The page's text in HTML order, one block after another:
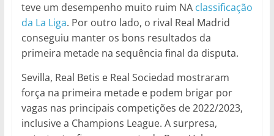
teve um desempenho muito ruim NA classificação
da La Liga. Por outro lado, o rival Real Madrid
conseguiu manter os bons resultados da
primeira metade na sequência final da disputa.
Sevilla, Real Betis e Real Sociedad mostraram
força na primeira metade e podem brigar por
vagas nas principais competições de 2022/2023,
inclusive a Champions League. A surpresa,